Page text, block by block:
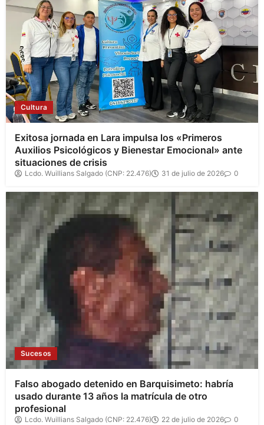
Cultura
Exitosa jornada en Lara impulsa los «Primeros
Auxilios Psicológicos y Bienestar Emocional» ante
situaciones de crisis
Lcdo. Wuillians Salgado (CNP: 22.476) 31 de julio de 2026 0
Sucesos
Falso abogado detenido en Barquisimeto: habría
usado durante 13 años la matrícula de otro
profesional
Lcdo. Wuillians Salgado (CNP: 22.476) 22 de julio de 2026 0